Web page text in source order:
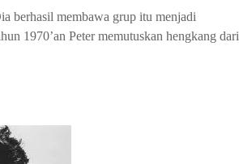
berhasil membawa grup itu menjadi
1970’an Peter memutuskan hengkang dari